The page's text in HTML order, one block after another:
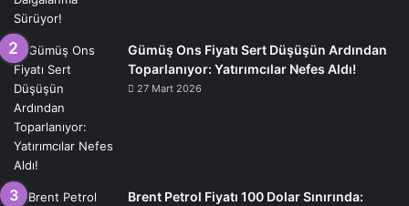
Gümüş Ons Fiyatı Sert Düşüşün Ardından
Toparlanıyor: Yatırımcılar Nefes Aldı!
27 Mart 2026
Brent Petrol Fiyatı 100 Dolar Sınırında: